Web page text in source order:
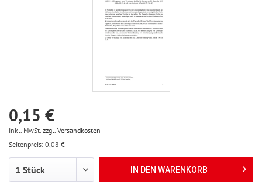
0,15 €
inkl. MwSt. zzgl. Versandkosten
Seitenpreis: 0,08 €
IN DEN WARENKORB